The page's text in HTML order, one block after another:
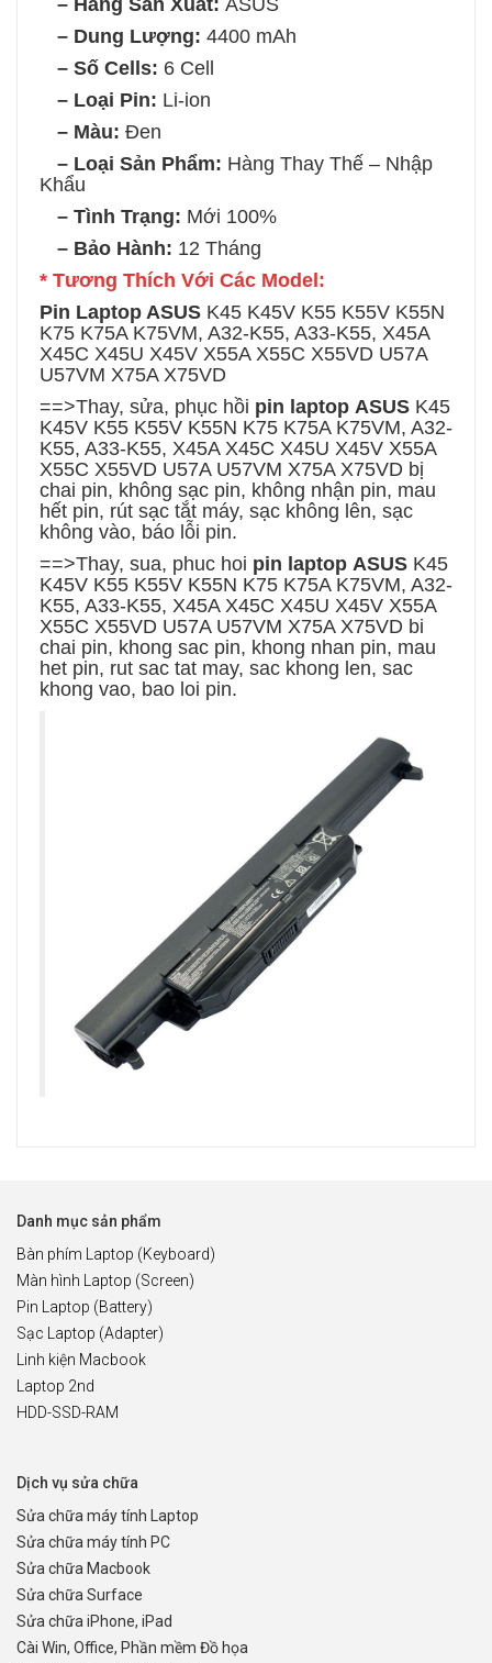
– Dung Lượng: 4400 mAh
– Số Cells: 6 Cell
– Loại Pin: Li-ion
– Màu: Đen
– Loại Sản Phẩm: Hàng Thay Thế – Nhập
Khẩu
– Tình Trạng: Mới 100%
– Bảo Hành: 12 Tháng
* Tương Thích Với Các Model:
Pin Laptop ASUS K45 K45V K55 K55V K55N
K75 K75A K75VM, A32-K55, A33-K55, X45A
X45C X45U X45V X55A X55C X55VD U57A
U57VM X75A X75VD
==>Thay, sửa, phục hồi pin laptop ASUS K45
K45V K55 K55V K55N K75 K75A K75VM, A32-
K55, A33-K55, X45A X45C X45U X45V X55A
X55C X55VD U57A U57VM X75A X75VD bị
chai pin, không sạc pin, không nhận pin, mau
hết pin, rút sạc tắt máy, sạc không lên, sạc
không vào, báo lỗi pin.
==>Thay, sua, phuc hoi pin laptop ASUS K45
K45V K55 K55V K55N K75 K75A K75VM, A32-
K55, A33-K55, X45A X45C X45U X45V X55A
X55C X55VD U57A U57VM X75A X75VD bi
chai pin, khong sac pin, khong nhan pin, mau
het pin, rut sac tat may, sac khong len, sac
khong vao, bao loi pin.
Danh mục sản phẩm
Bàn phím Laptop (Keyboard)
Màn hình Laptop (Screen)
Pin Laptop (Battery)
Sạc Laptop (Adapter)
Linh kiện Macbook
Laptop 2nd
HDD-SSD-RAM
Dịch vụ sửa chữa
Sửa chữa máy tính Laptop
Sửa chữa máy tính PC
Sửa chữa Macbook
Sửa chữa Surface
Sửa chữa iPhone, iPad
Cài Win, Office, Phần mềm Đồ họa